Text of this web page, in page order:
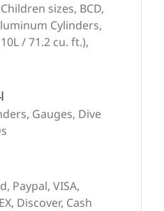
sizes, BCD,
Cylinders,
/ 71.2 cu. ft.),
Gauges, Dive
Paypal, VISA,
Discover, Cash